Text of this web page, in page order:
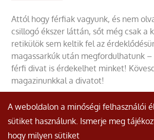
Attól hogy férfiak vagyunk, és nem
csillogó ékszer láttán, sőt még csak a
retikülök sem keltik fel az
magassarkúk után megfordulhatunk
férfi divat is érdekelhet minket!
magazinunkkal a divatot!
A weboldalon a minőségi felhasználói
sütiket használunk. Ismerje meg
hogy milyen sütiket